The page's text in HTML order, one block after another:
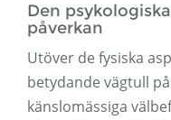
Den
påverkan
Utöver de fysiska
betydande vägtull
känslomässiga